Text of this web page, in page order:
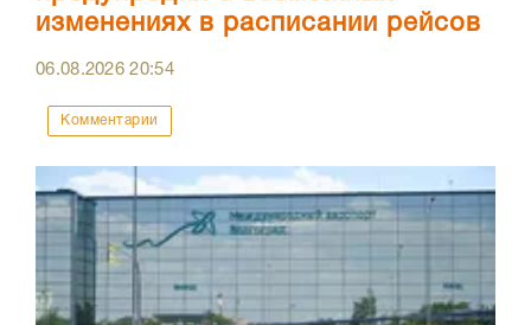
изменениях в расписании рейсов
06.08.202620:54
Комментарии